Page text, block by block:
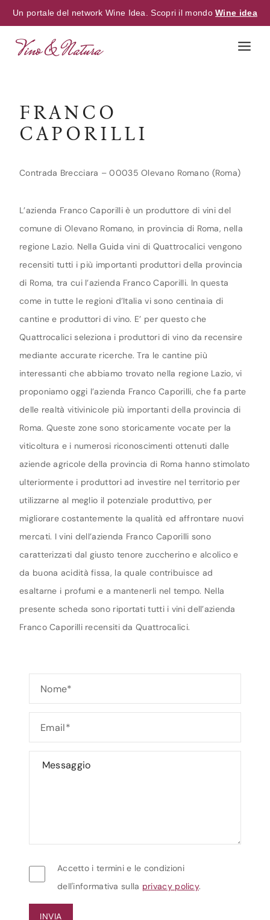
Un portale del network Wine Idea. Scopri il mondoWine idea
FRANCO
CAPORILLI
Contrada Brecciara – 00035 Olevano Romano (Roma)
L’azienda Franco Caporilli è un produttore di vini del
comune di Olevano Romano, in provincia di Roma, nella
regione Lazio. Nella Guida vini di Quattrocalici vengono
recensiti tutti i più importanti produttori della provincia
di Roma, tra cui l’azienda Franco Caporilli. In questa
come in tutte le regioni d’Italia vi sono centinaia di
cantine e produttori di vino. E’ per questo che
Quattrocalici seleziona i produttori di vino da recensire
mediante accurate ricerche. Tra le cantine più
interessanti che abbiamo trovato nella regione Lazio, vi
proponiamo oggi l’azienda Franco Caporilli, che fa parte
delle realtà vitivinicole più importanti della provincia di
Roma. Queste zone sono storicamente vocate per la
viticoltura e i numerosi riconoscimenti ottenuti dalle
aziende agricole della provincia di Roma hanno stimolato
ulteriormente i produttori ad investire nel territorio per
utilizzarne al meglio il potenziale produttivo, per
migliorare costantemente la qualità ed affrontare nuovi
mercati. I vini dell’azienda Franco Caporilli sono
caratterizzati dal giusto tenore zuccherino e alcolico e
da buona acidità fissa, la quale contribuisce ad
esaltarne i profumi e a mantenerli nel tempo. Nella
presente scheda sono riportati tutti i vini dell’azienda
Franco Caporilli recensiti da Quattrocalici.
Accetto i termini e le condizioni
dell'informativa sulla privacy policy.